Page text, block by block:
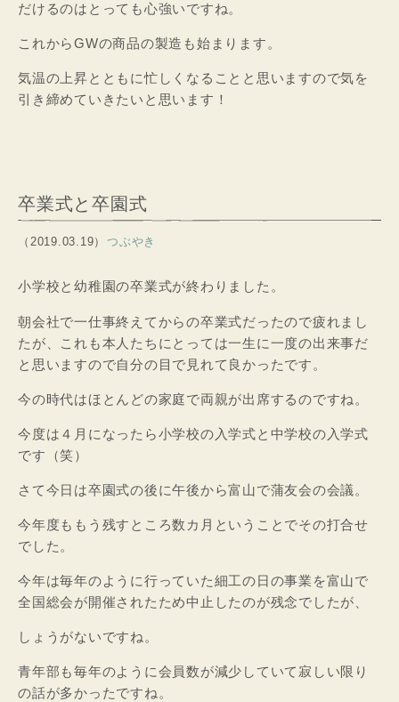
だけるのはとっても心強いですね。
これからGWの商品の製造も始まります。
気温の上昇とともに忙しくなることと思いますので気を
引き締めていきたいと思います！
卒業式と卒園式
（2019.03.19） つぶやき
小学校と幼稚園の卒業式が終わりました。
朝会社で一仕事終えてからの卒業式だったので疲れまし
たが、これも本人たちにとっては一生に一度の出来事だ
と思いますので自分の目で見れて良かったです。
今の時代はほとんどの家庭で両親が出席するのですね。
今度は４月になったら小学校の入学式と中学校の入学式
です（笑）
さて今日は卒園式の後に午後から富山で蒲友会の会議。
今年度ももう残すところ数カ月ということでその打合せ
でした。
今年は毎年のように行っていた細工の日の事業を富山で
全国総会が開催されたため中止したのが残念でしたが、
しょうがないですね。
青年部も毎年のように会員数が減少していて寂しい限り
の話が多かったですね。